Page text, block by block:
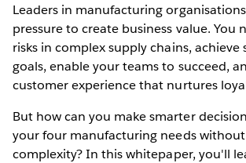
Leaders in manufacturing
pressure to create business value. You
risks in complex supply chains, achieve
goals, enable your teams to succeed,
customer experience that nurtures
But how can you make smarter
your four manufacturing needs
complexity? In this whitepaper, you'll